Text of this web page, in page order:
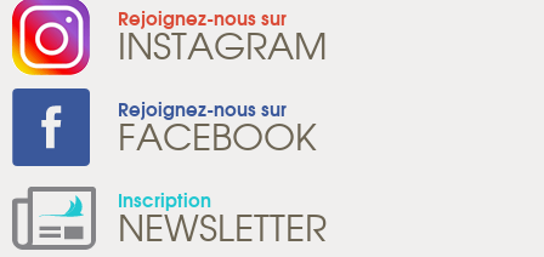
Rejoignez-nous sur
INSTAGRAM
Rejoignez-nous sur
FACEBOOK
Inscription
NEWSLETTER